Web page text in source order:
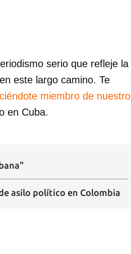
serio que refleje la
este largo camino. Te
miembro de nuestro
en Cuba.
asilo político en Colombia